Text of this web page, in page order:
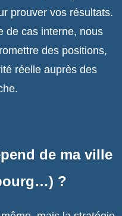
prouver vos résultats.
de cas interne, nous
des positions,
réelle auprès des
de ma ville
?